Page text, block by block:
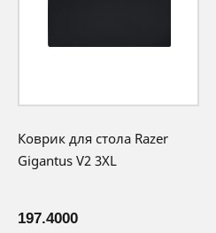
Коврик для стола Razer
Gigantus V2 3XL
197.4000